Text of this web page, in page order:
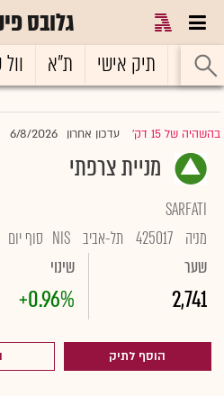
גלובס
ראשי תיק אישי ת"א
בהשהיה של 15 דק' |עדכון אחרון 6/8/2026
מניית צרפתי
SARFATI
מניה 425017 תל-אביב NIS סוף יום
שער
2,741
שינוי
+0.96%
הוסף לתיק